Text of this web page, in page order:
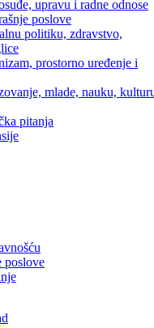
upravu i radne odnose
poslove
politiku, zdravstvo,
prostorno uređenje i
mlade, nauku,
pitanja